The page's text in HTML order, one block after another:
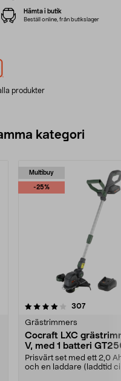
produkter
Hämta i butik
Beställ online, från butikslager
kategori
Multibuy
-25%
307
Grästrimmers
Cocraft LXC
V, med 1 batteri
Prisvärt set med ett 2,0
och en laddare (laddtid
4.5 av 5 stjärnor